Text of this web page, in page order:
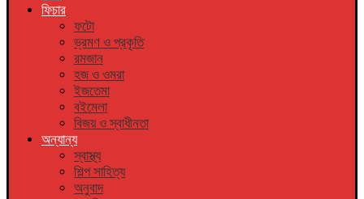
ফিচার
ফটো
ভ্রমণ ও প্রকৃতি
রমজান
হজ ও ওমরা
ইজতেমা
বইমেলা
বিজয় ও স্বাধীনতা
অন্যান্য
স্বাস্থ্য
শিল্প সাহিত্য
অনুবাদ